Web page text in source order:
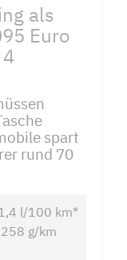
als
Euro
spart
rund 70
l/100 km*
g/km